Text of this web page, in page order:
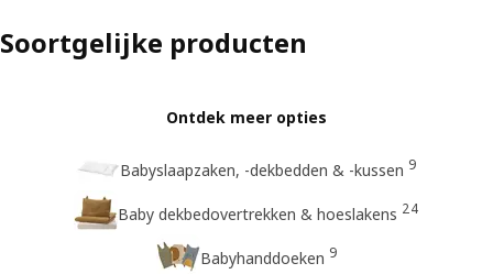
Soortgelijke producten
Ontdek meer opties
Babyslaapzaken, -dekbedden & -kussen 9
Baby dekbedovertrekken & hoeslakens 24
Babyhanddoeken 9